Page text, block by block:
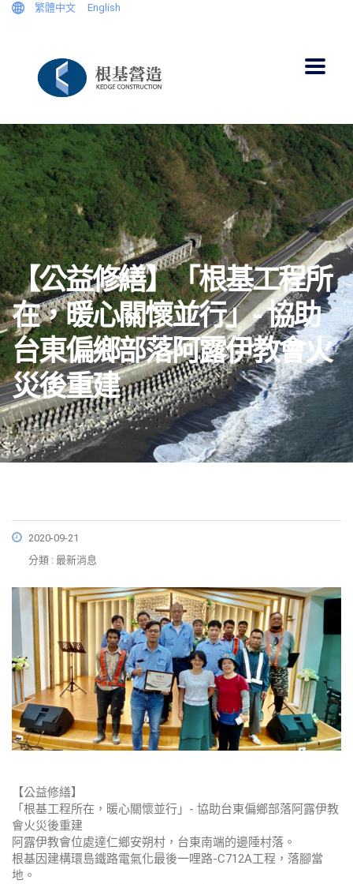
繁體中文 English
【公益修繕】「根基工程所
在，暖心關懷並行」- 協助
台東偏鄉部落阿露伊教會火
災後重建
2020-09-21
分類 : 最新消息
【公益修繕】
「根基工程所在，暖心關懷並行」- 協助台東偏鄉部落阿露伊教
會火災後重建
阿露伊教會位處達仁鄉安朔村，台東南端的邊陲村落。
根基因建構環島鐵路電氣化最後一哩路-C712A工程，落腳當
地。